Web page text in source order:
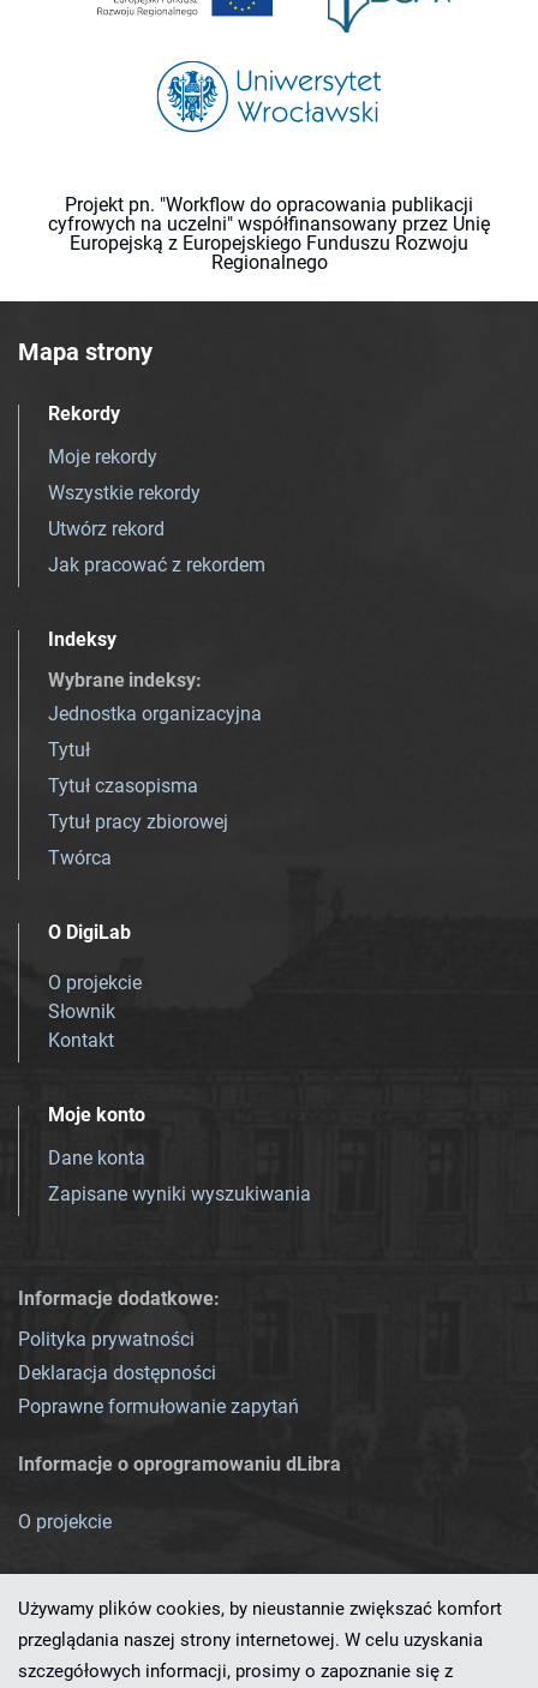
Projekt pn. "Workflow do opracowania publikacji
cyfrowych na uczelni" współfinansowany przez Unię
Europejską z Europejskiego Funduszu Rozwoju
Regionalnego
Mapa strony
Rekordy
Moje rekordy
Wszystkie rekordy
Utwórz rekord
Jak pracować z rekordem
Indeksy
Wybrane indeksy:
Jednostka organizacyjna
Tytuł
Tytuł czasopisma
Tytuł pracy zbiorowej
Twórca
O DigiLab
O projekcie
Słownik
Kontakt
Moje konto
Dane konta
Zapisane wyniki wyszukiwania
Informacje dodatkowe:
Polityka prywatności
Deklaracja dostępności
Poprawne formułowanie zapytań
Informacje o oprogramowaniu dLibra
O projekcie
Używamy plików cookies, by nieustannie zwiększać komfort
przeglądania naszej strony internetowej. W celu uzyskania
szczegółowych informacji, prosimy o zapoznanie się z